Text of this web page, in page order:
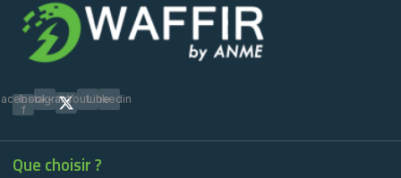
f
InstagramYoutubeLinkedin
Que choisir ?